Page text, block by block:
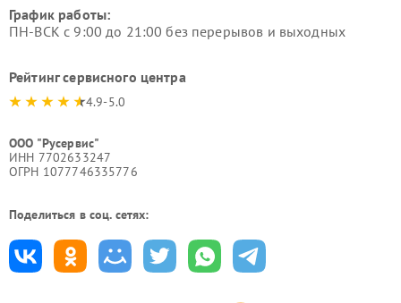
График работы:
ПН-ВСК с 9:00 до 21:00 без перерывов и выходных
Рейтинг сервисного центра
4.9-5.0
ООО "Русервис"
ИНН 7702633247
ОГРН 1077746335776
Поделиться в соц. сетях: